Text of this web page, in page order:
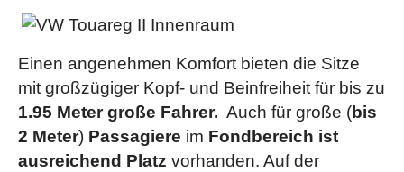
Panoramadach hinten
„Salvador“ 8,5 J x 19 in Grau Metallic, verchromte eckige
Endrohre, schwarz glänzende Dachpfostenverkleidung,
Heckspoiler, „R-Line“-Logo im Kühlergrill,
Schwellerverbreiterungen in Wagenfarbe, Stoßfänger vorn
Einen angenehmen Komfort bieten die Sitze
mit großzügiger Kopf- und Beinfreiheit für bis zu
1.95 Meter große Fahrer. Auch für große (bis
2 Meter) Passagiere im Fondbereich ist
ausreichend Platz vorhanden. Auf der